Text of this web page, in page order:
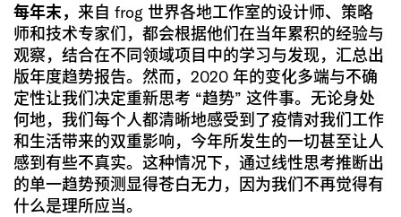
每年末， 来自 frog 世界各地工作室的设计师、策略
师和技术专家们，都会根据他们在当年累积的经验与
观察，结合在不同领域项目中的学习与发现，汇总出
版年度趋势报告。然而，2020 年的变化多端与不确
定性让我们决定重新思考 “趋势” 这件事。无论身处
何地，我们每个人都清晰地感受到了疫情对我们工作
和生活带来的双重影响，今年所发生的一切甚至让人
感到有些不真实。这种情况下，通过线性思考推断出
的单一趋势预测显得苍白无力，因为我们不再觉得有
什么是理所应当。